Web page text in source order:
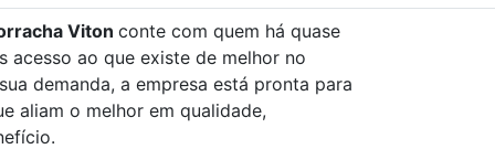
Viton conte com quem há quase
acesso ao que existe de melhor no
demanda, a empresa está pronta para
aliam o melhor em qualidade,